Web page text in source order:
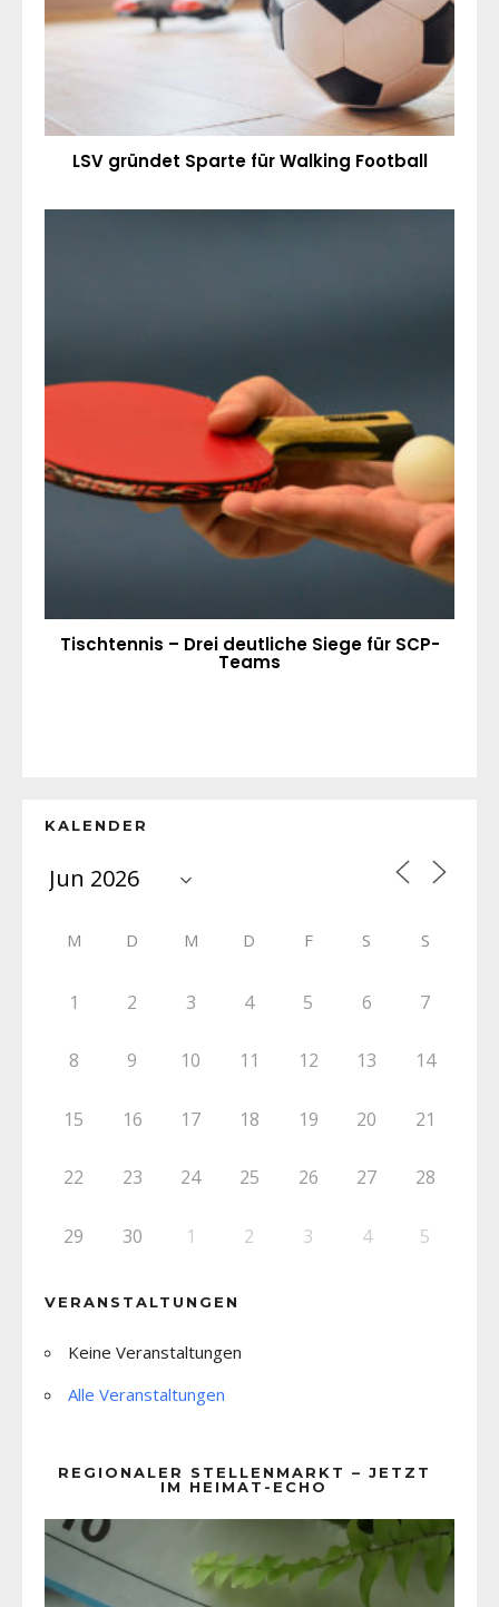
LSV gründet Sparte für Walking Football
Tischtennis – Drei deutliche Siege für SCP-
Teams
KALENDER
M D M D F S S
1 2 3 4 5 6 7
8 9 10 11 12 13 14
15 16 17 18 19 20 21
22 23 24 25 26 27 28
29 30 1 2 3 4 5
VERANSTALTUNGEN
Keine Veranstaltungen
Alle Veranstaltungen
REGIONALER STELLENMARKT – JETZT
IM HEIMAT-ECHO
Player